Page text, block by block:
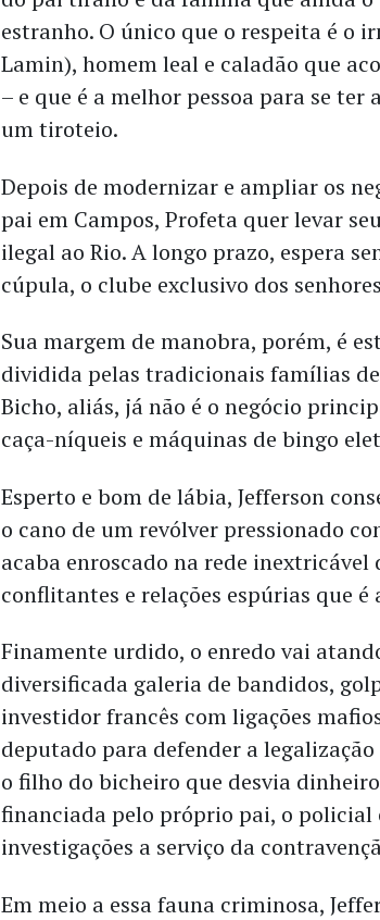
estranho. O único que o respeita é o
Lamin), homem leal e caladão que
– e que é a melhor pessoa para se
um tiroteio.
Depois de modernizar e ampliar os
pai em Campos, Profeta quer levar
ilegal ao Rio. A longo prazo, espera
cúpula, o clube exclusivo dos
Sua margem de manobra, porém, é
dividida pelas tradicionais famílias
Bicho, aliás, já não é o negócio
caça-níqueis e máquinas de bingo
Esperto e bom de lábia, Jefferson
o cano de um revólver pressionado
acaba enroscado na rede inextricável
conflitantes e relações espúrias que
Finamente urdido, o enredo vai
diversificada galeria de bandidos,
investidor francês com ligações
deputado para defender a
o filho do bicheiro que desvia
financiada pelo próprio pai, o
investigações a serviço da
Em meio a essa fauna criminosa,